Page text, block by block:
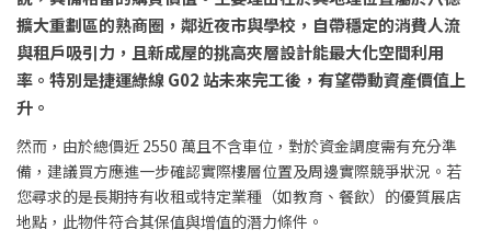
擴大重劃區的熟商圈，鄰近夜市與學校，自帶穩定的消費人流
與租戶吸引力，且新成屋的挑高夾層設計能最大化空間利用
率。特別是捷運綠線 G02 站未來完工後，有望帶動資產價值上
升。
然而，由於總價近 2550 萬且不含車位，對於資金調度需有充分準
備，建議買方應進一步確認實際樓層位置及周邊實際競爭狀況。若
您尋求的是長期持有收租或特定業種（如教育、餐飲）的優質展店
地點，此物件符合其保值與增值的潛力條件。